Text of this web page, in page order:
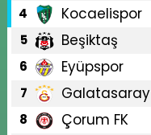
4 Kocaelispor
5 Beşiktaş
6 Eyüpspor
7 Galatasaray
8 Çorum FK